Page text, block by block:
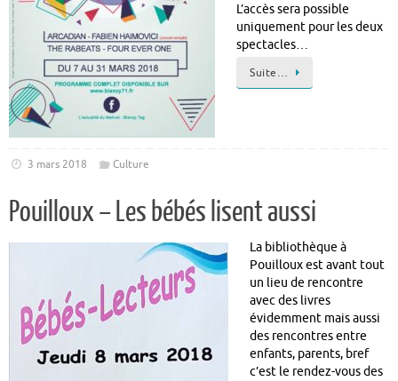
L’accès sera possible
uniquement pour les deux
spectacles…
Suite…
3 mars 2018 Culture
Pouilloux – Les bébés lisent aussi
La bibliothèque à
Pouilloux est avant tout
un lieu de rencontre
avec des livres
évidemment mais aussi
des rencontres entre
enfants, parents, bref
c’est le rendez-vous des